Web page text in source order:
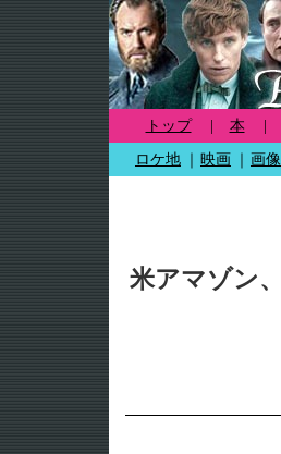
トップ 本
ロケ地 映画 画像
米アマゾン